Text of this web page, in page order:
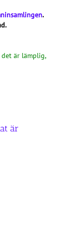
.
är lämplig,
är